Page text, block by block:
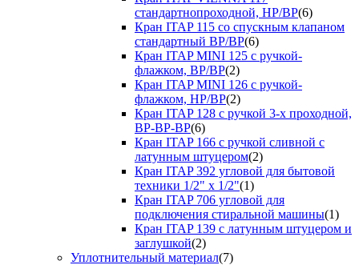
стандартнопроходной, НР/ВР(6)
Кран ITAP 115 со спускным клапаном
стандартный ВР/ВР(6)
Кран ITAP MINI 125 с ручкой-
флажком, ВР/ВР(2)
Кран ITAP MINI 126 с ручкой-
флажком, НР/ВР(2)
Кран ITAP 128 с ручкой 3-х проходной,
ВР-ВР-ВР(6)
Кран ITAP 166 с ручкой сливной с
латунным штуцером(2)
Кран ITAP 392 угловой для бытовой
техники 1/2" х 1/2"(1)
Кран ITAP 706 угловой для
подключения стиральной машины(1)
Кран ITAP 139 с латунным штуцером и
заглушкой(2)
Уплотнительный материал(7)